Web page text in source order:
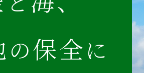
会社概要
交通・地図 地盤環境分野
の保全に